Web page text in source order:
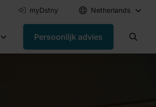
myDstny Netherlands
Persoonlijk advies